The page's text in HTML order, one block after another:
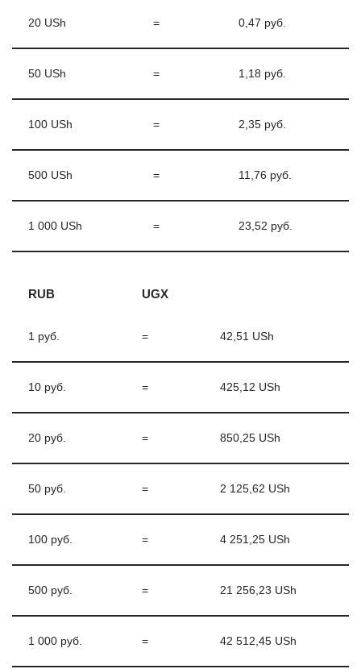
20 USh = 0,47 руб.
50 USh = 1,18 руб.
100 USh = 2,35 руб.
500 USh = 11,76 руб.
1 000 USh = 23,52 руб.
RUB UGX
1 руб. = 42,51 USh
10 руб. = 425,12 USh
20 руб. = 850,25 USh
50 руб. = 2 125,62 USh
100 руб. = 4 251,25 USh
500 руб. = 21 256,23 USh
1 000 руб. = 42 512,45 USh